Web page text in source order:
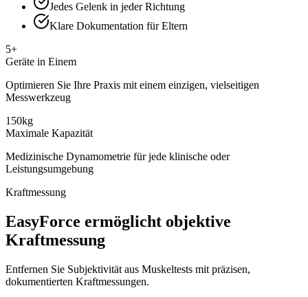
Jedes Gelenk in jeder Richtung
Klare Dokumentation für Eltern
5+
Geräte in Einem
Optimieren Sie Ihre Praxis mit einem einzigen, vielseitigen
Messwerkzeug
150kg
Maximale Kapazität
Medizinische Dynamometrie für jede klinische oder
Leistungsumgebung
Kraftmessung
EasyForce ermöglicht objektive
Kraftmessung
Entfernen Sie Subjektivität aus Muskeltests mit präzisen,
dokumentierten Kraftmessungen.